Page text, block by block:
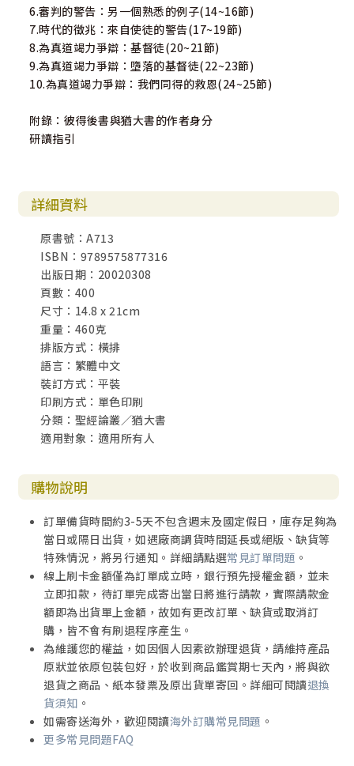
6.審判的警告：另一個熟悉的例子(14~16節)
7.時代的徵兆：來自使徒的警告(17~19節)
8.為真道竭力爭辯：基督徒(20~21節)
9.為真道竭力爭辯：墮落的基督徒(22~23節)
10.為真道竭力爭辯：我們同得的救恩(24~25節)
附錄：彼得後書與猶大書的作者身分
研讀指引
詳細資料
原書號：A713
ISBN：9789575877316
出版日期：20020308
頁數：400
尺寸：14.8 x 21cm
重量：460克
排版方式：橫排
語言：繁體中文
裝訂方式：平裝
印刷方式：單色印刷
分類：聖經論叢／猶大書
適用對象：適用所有人
購物說明
訂單備貨時間約3-5天不包含週末及國定假日，庫存足夠為
當日或隔日出貨，如遇廠商調貨時間延長或絕版、缺貨等
特殊情況，將另行通知。詳細請點選常見訂單問題 。
線上刷卡金額僅為訂單成立時，銀行預先授權金額，並未
立即扣款，待訂單完成寄出當日將進行請款，實際請款金
額即為出貨單上金額，故如有更改訂單、缺貨或取消訂
購，皆不會有刷退程序產生。
為維護您的權益，如因個人因素欲辦理退貨，請維持產品
原狀並依原包裝包好，於收到商品鑑賞期七天內，將與欲
退貨之商品、紙本發票及原出貨單寄回。詳細可閱讀退換
貨須知 。
如需寄送海外，歡迎閱讀海外訂購常見問題 。
更多常見問題FAQ